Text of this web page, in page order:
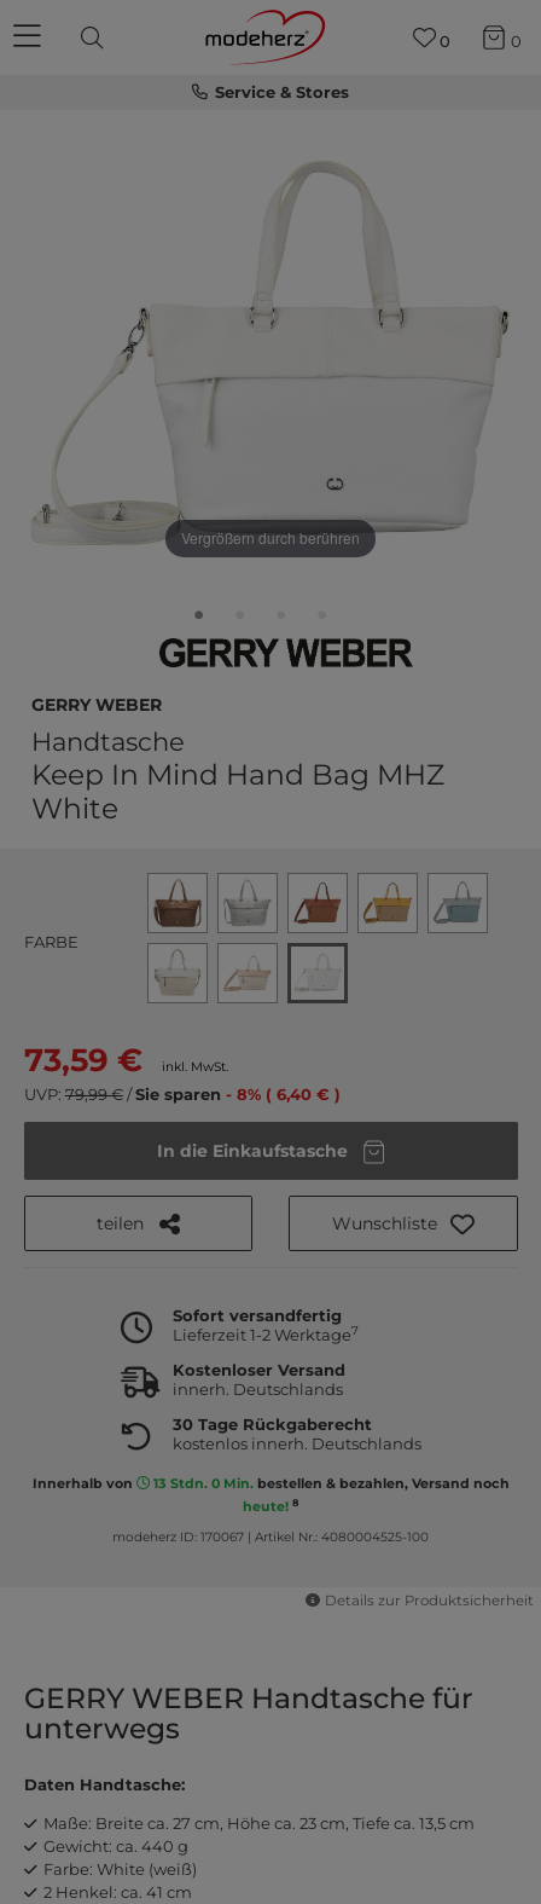
Service & Stores
0 0
Vergrößern durch berühren
GERRY WEBER
Handtasche
Keep In Mind Hand Bag MHZ
White
FARBE
73,59 € inkl. MwSt.
UVP: 79,99 €/Sie sparen - 8% ( 6,40 € )
In die Einkaufstasche
teilen Wunschliste
Sofort versandfertig
Lieferzeit 1-2 Werktage7
Kostenloser Versand
innerh. Deutschlands
30 Tage Rückgaberecht
kostenlos innerh. Deutschlands
Innerhalb von 13 Stdn. 0 Min.bestellen & bezahlen, Versand noch
heute! 8
modeherz ID: 170067 Artikel Nr.: 4080004525-100
Details zur Produktsicherheit
GERRY WEBER Handtasche für
unterwegs
Daten Handtasche:
Maße: Breite ca. 27 cm, Höhe ca. 23 cm, Tiefe ca. 13,5 cm
Gewicht: ca. 440 g
Farbe: White (weiß)
2 Henkel: ca. 41 cm